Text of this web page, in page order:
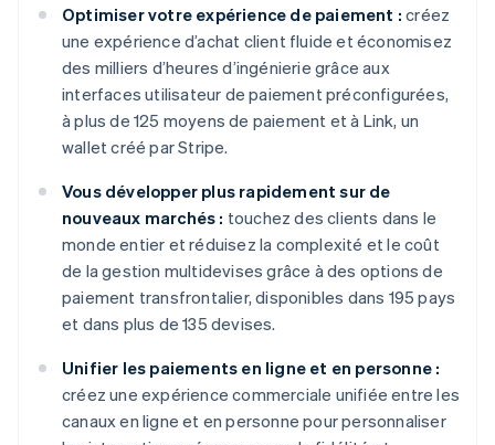
Optimiser votre expérience de paiement : créez
une expérience d’achat client fluide et économisez
des milliers d’heures d’ingénierie grâce aux
interfaces utilisateur de paiement préconfigurées,
à plus de 125 moyens de paiement et à Link, un
wallet créé par Stripe.
Vous développer plus rapidement sur de
nouveaux marchés : touchez des clients dans le
monde entier et réduisez la complexité et le coût
de la gestion multidevises grâce à des options de
paiement transfrontalier, disponibles dans 195 pays
et dans plus de 135 devises.
Unifier les paiements en ligne et en personne :
créez une expérience commerciale unifiée entre les
canaux en ligne et en personne pour personnaliser